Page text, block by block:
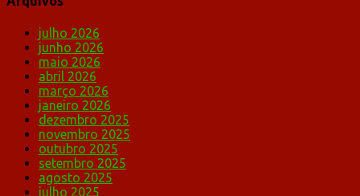
julho 2026
junho 2026
maio 2026
abril 2026
março 2026
janeiro 2026
dezembro 2025
novembro 2025
outubro 2025
setembro 2025
agosto 2025
julho 2025